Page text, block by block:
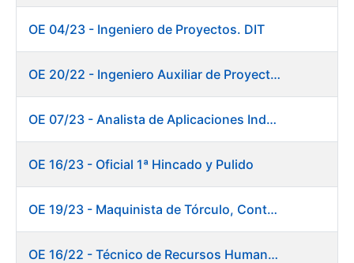
OE 04/23 - Ingeniero de Proyectos. DIT
OE 20/22 - Ingeniero Auxiliar de Proyectos. Informática
OE 07/23 - Analista de Aplicaciones Industriales
OE 16/23 - Oficial 1ª Hincado y Pulido
OE 19/23 - Maquinista de Tórculo, Contado, Empaquetado e Inutilización de Moneda
OE 16/22 - Técnico de Recursos Humanos